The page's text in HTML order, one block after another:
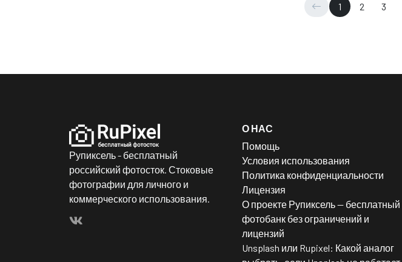
1 2 3
Рупиксель - бесплатный
российский фотосток. Стоковые
фотографии для личного и
коммерческого использования.
О НАС
Помощь
Условия использования
Политика конфиденциальности
Лицензия
О проекте Рупиксель — бесплатный
фотобанк без ограничений и
лицензий
Unsplash или Rupixel: Какой аналог